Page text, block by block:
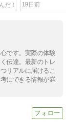
19日前
です。実際の体験
伝達。最新のトレ
リアルに届けるこ
にできる情報が満